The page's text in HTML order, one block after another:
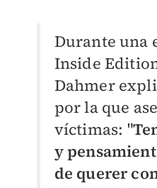
Durante una
Inside
Dahmer
por la que
víctimas: "
y
de querer